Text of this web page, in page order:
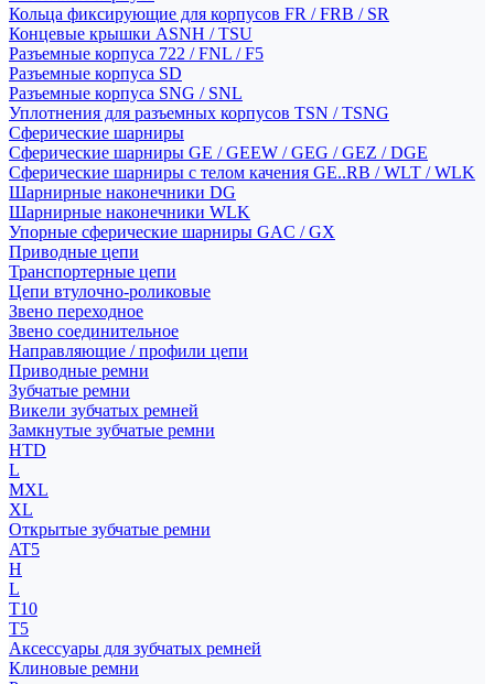
Кольца фиксирующие для корпусов FR / FRB / SR
Концевые крышки ASNH / TSU
Разъемные корпуса 722 / FNL / F5
Разъемные корпуса SD
Разъемные корпуса SNG / SNL
Уплотнения для разъемных корпусов TSN / TSNG
Сферические шарниры
Сферические шарниры GE / GEEW / GEG / GEZ / DGE
Сферические шарниры с телом качения GE..RB / WLT / WLK
Шарнирные наконечники DG
Шарнирные наконечники WLK
Упорные сферические шарниры GAC / GX
Приводные цепи
Транспортерные цепи
Цепи втулочно-роликовые
Звено переходное
Звено соединительное
Направляющие / профили цепи
Приводные ремни
Зубчатые ремни
Викели зубчатых ремней
Замкнутые зубчатые ремни
HTD
L
MXL
XL
Открытые зубчатые ремни
AT5
H
L
T10
T5
Аксессуары для зубчатых ремней
Клиновые ремни